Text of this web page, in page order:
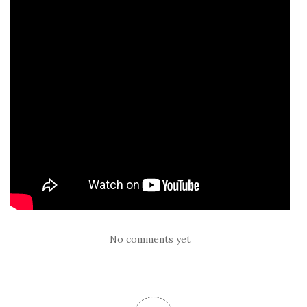
No comments yet